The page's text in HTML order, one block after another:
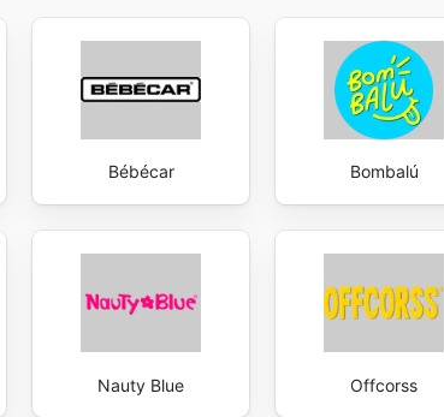
Bébécar Bombalú
Nauty Blue Offcorss